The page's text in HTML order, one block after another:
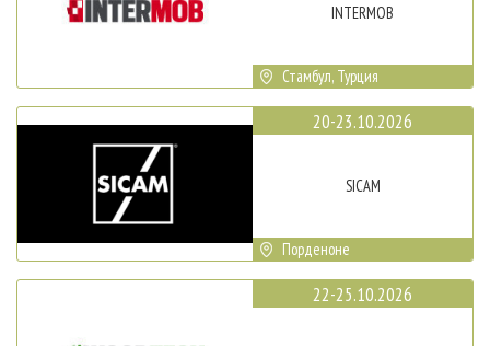
INTERMOB
Стамбул, Турция
20-23.10.2026
SICAM
Порденоне
22-25.10.2026